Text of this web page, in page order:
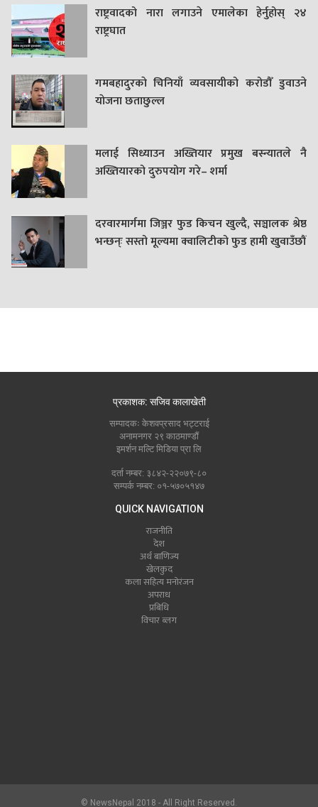
राष्ट्रवादको नारा लगाउने एमालेका हेर्नुहोस् २४
राष्ट्रघात
गमबहादुरकाे चिनियाँ व्यवसायीको करोडौँ डुवाउने
याेजना छताछुल्ल
मलाई सिध्याउन अख्तियार प्रमुख बस्न्यातले नै
अख्तियारको दुरुपयोग गरे– शर्मा
दरवारमार्गमा जिञ्जर फुड किचन खुल्दै, सञ्चालक श्रेष्ठ
भन्छन्ः सस्तो मूल्यमा क्वालिटीको फुड हामी खुवाउँछौं
प्रकाशक: सजिव कालाखेती
सम्पादकः केशवप्रसाद भट्टराई
अनामनगर २९ काठमाण्डौं
इमर्शन मल्टि मिडिया प्रा लि
दर्ता नम्बर: ३८४२-२२०७९-८०
सम्पर्क नम्बर: ०१-५७०५१४७
QUICK NAVIGATION
राजनीति
देश
अर्थ बाणिज्य
खेलकुद
कला सहित्य मनोरंजन
अपराध
प्रबिधि
विचार ब्लग
© NewsNepal 2018 - All Right Reserved.